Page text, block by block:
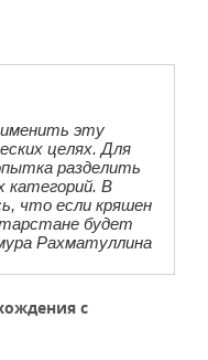
эту
целях. Для
разделить
категорий. В
что если кряшен
будет
Рахматуллина
с